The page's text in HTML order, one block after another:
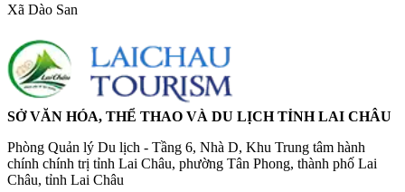
Xã Dào San
SỞ VĂN HÓA, THỂ THAO VÀ DU LỊCH TỈNH LAI CHÂU
Phòng Quản lý Du lịch - Tầng 6, Nhà D, Khu Trung tâm hành
chính chính trị tỉnh Lai Châu, phường Tân Phong, thành phố Lai
Châu, tỉnh Lai Châu